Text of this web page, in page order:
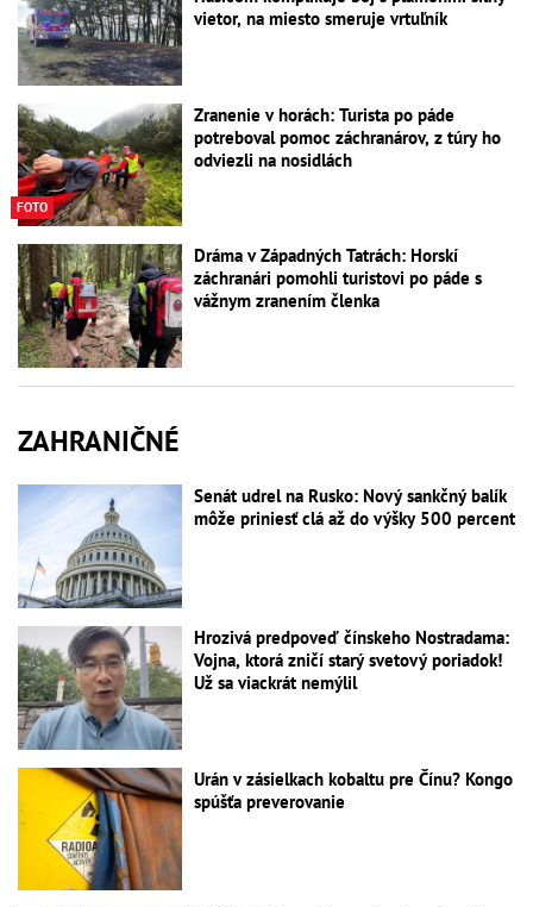
vietor, na miesto smeruje vrtuľník
FOTO
Zranenie v horách: Turista po páde
potreboval pomoc záchranárov, z túry ho
odviezli na nosidlách
Dráma v Západných Tatrách: Horskí
záchranári pomohli turistovi po páde s
vážnym zranením členka
ZAHRANIČNÉ
Senát udrel na Rusko: Nový sankčný balík
môže priniesť clá až do výšky 500 percent
Hrozivá predpoveď čínskeho Nostradama:
Vojna, ktorá zničí starý svetový poriadok!
Už sa viackrát nemýlil
Urán v zásielkach kobaltu pre Čínu? Kongo
spúšťa preverovanie